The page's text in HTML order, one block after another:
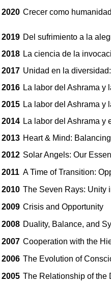
2020 Crecer como
2019 Del sufrimiento a la
2018 La ciencia de la
2017 Unidad en la
2016 La labor del Ashrama y
2015 La labor del Ashrama y
2014 La labor del Ashrama y
2013 Heart & Mind:
2012 Solar Angels: Our
2011 A Time of Transition:
2010 The Seven Rays: Unity
2009 Crisis and Opportunity
2008 Duality, Balance, and
2007 Cooperation with the
2006 The Evolution of
2005 The Relationship of the